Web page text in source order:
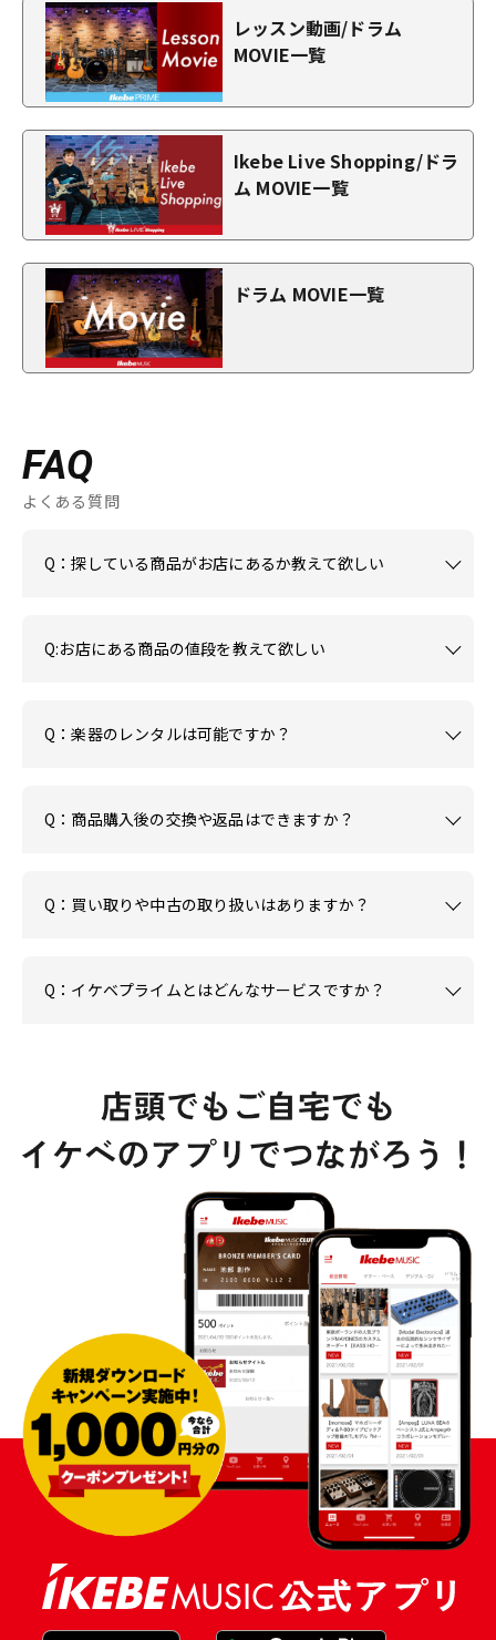
レッスン動画/ドラム
MOVIE一覧
Ikebe Live Shopping/ドラ
ム MOVIE一覧
ドラム MOVIE一覧
FAQ
よくある質問
Q：探している商品がお店にあるか教えて欲しい
Q:お店にある商品の値段を教えて欲しい
Q：楽器のレンタルは可能ですか？
Q：商品購入後の交換や返品はできますか？
Q：買い取りや中古の取り扱いはありますか？
Q：イケベプライムとはどんなサービスですか？